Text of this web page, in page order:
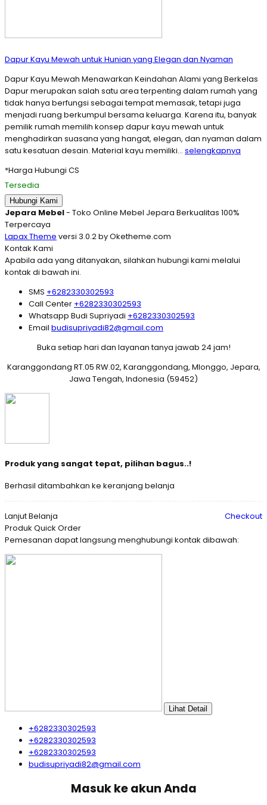
Dapur Kayu Mewah untuk Hunian yang Elegan dan Nyaman
Dapur Kayu Mewah Menawarkan Keindahan Alami yang Berkelas
Dapur merupakan salah satu area terpenting dalam rumah yang
tidak hanya berfungsi sebagai tempat memasak, tetapi juga
menjadi ruang berkumpul bersama keluarga. Karena itu, banyak
pemilik rumah memilih konsep dapur kayu mewah untuk
menghadirkan suasana yang hangat, elegan, dan nyaman dalam
satu kesatuan desain. Material kayu memiliki… selengkapnya
*Harga Hubungi CS
Tersedia
Hubungi Kami
Jepara Mebel- Toko Online Mebel Jepara Berkualitas 100%
Terpercaya
Lapax Theme versi 3.0.2 by Oketheme.com
Kontak Kami
Apabila ada yang ditanyakan, silahkan hubungi kami melalui
kontak di bawah ini.
SMS +6282330302593
Call Center +6282330302593
Whatsapp Budi Supriyadi +6282330302593
Email budisupriyadi82@gmail.com
Buka setiap hari dan layanan tanya jawab 24 jam!
Karanggondang RT.05 RW.02, Karanggondang, Mlonggo, Jepara,
Jawa Tengah, Indonesia (59452)
Produk yang sangat tepat, pilihan bagus..!
Berhasil ditambahkan ke keranjang belanja
Lanjut Belanja
Checkout
Produk Quick Order
Pemesanan dapat langsung menghubungi kontak dibawah:
Lihat Detail
+6282330302593
+6282330302593
+6282330302593
budisupriyadi82@gmail.com
Masuk ke akun Anda